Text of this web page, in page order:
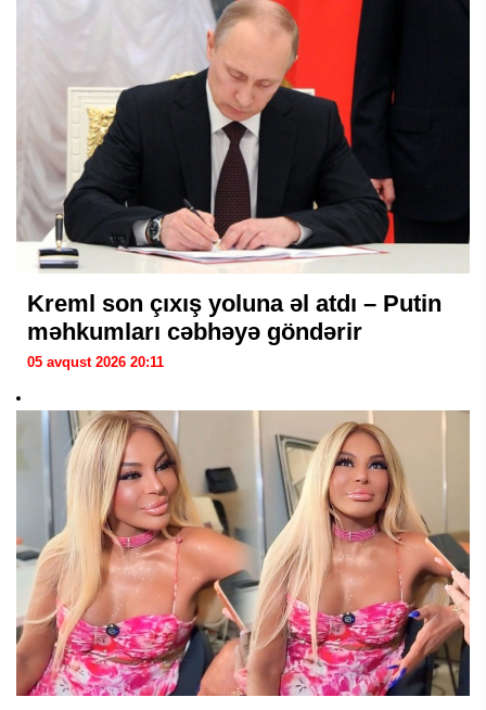
Kreml son çıxış yoluna əl atdı – Putin
məhkumları cəbhəyə göndərir
05 avqust 2026 20:11